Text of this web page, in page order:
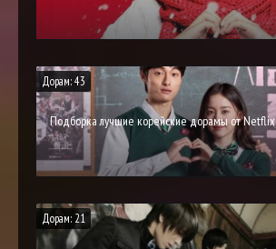
Дорам: 43
Подборка лучшие корейские дорамы от Netflix
Дорам: 21